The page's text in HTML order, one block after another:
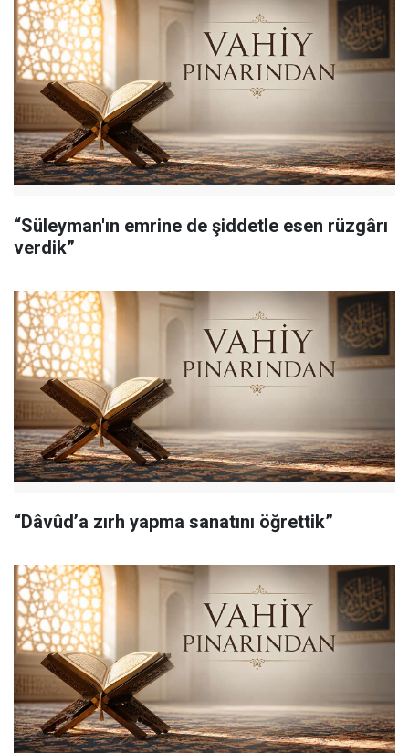
“Süleyman'ın emrine de şiddetle esen rüzgârı
verdik”
“Dâvûd’a zırh yapma sanatını öğrettik”